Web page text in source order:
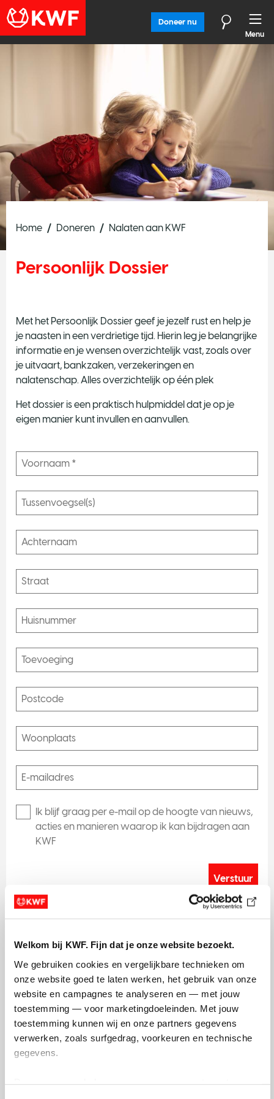
Welkom bij KWF. Fijn dat je onze website bezoekt.
We gebruiken cookies en vergelijkbare technieken om
onze website goed te laten werken, het gebruik van onze
website en campagnes te analyseren en — met jouw
toestemming — voor marketingdoeleinden. Met jouw
toestemming kunnen wij en onze partners gegevens
verwerken, zoals surfgedrag, voorkeuren en technische
gegevens.
Doneer nu
Menu
Home Doneren Nalaten aan KWF
Persoonlijk Dossier
N
e
e
O
n
e
J
a
T
w
p
o
i
n
t
o
n
T
o
p
o
i
n
t
t
o
T
h
e
e
Met het Persoonlijk Dossier geef je jezelf rust en help je
je naasten in een verdrietige tijd. Hierin leg je belangrijke
informatie en je wensen overzichtelijk vast, zoals over
je uitvaart, bankzaken, verzekeringen en
nalatenschap. Alles overzichtelijk op één plek
Het dossier is een praktisch hulpmiddel dat je op je
eigen manier kunt invullen en aanvullen.
Ik blijf graag per e-mail op de hoogte van nieuws,
acties en manieren waarop ik kan bijdragen aan
KWF
Informatie over hoe KWF persoonsgegevens verwerkt
kun je vinden in hetPrivacy statement .
Vergelijkbare